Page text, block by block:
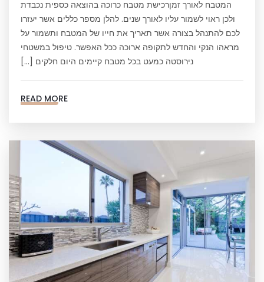
המטבח לאורך זמןרכישת מטבח כרוכה בהוצאה כספית נכבדת
ולכן ראוי לשמור עליו לאורך שנים. להלן מספר כללים אשר יעזרו
לכם להתנהל בצורה אשר תאריך את חייו של המטבח ותשמור על
מראהו הנקי והחדש לתקופה ארוכה ככל האפשר. טיפול במשטחי
נירוסטה כמעט בכל מטבח קיימים היום חלקים […]
READ MORE